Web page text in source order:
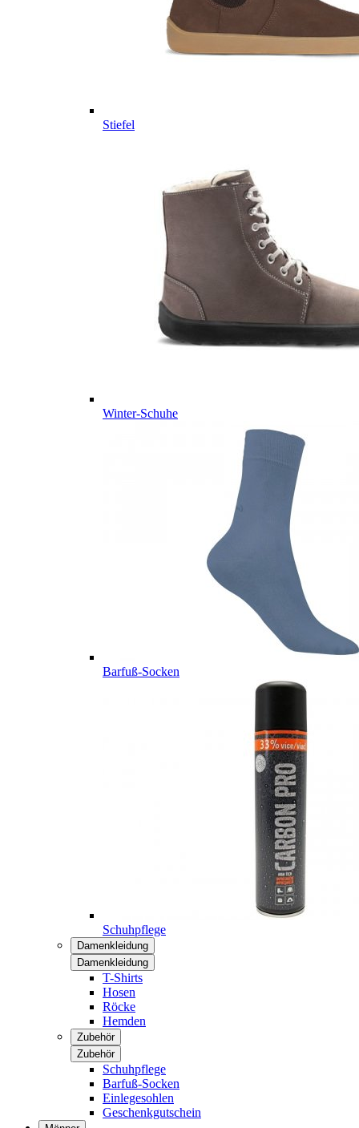
Stiefel
Winter-Schuhe
Barfuß-Socken
Schuhpflege
Damenkleidung
Damenkleidung
T-Shirts
Hosen
Röcke
Hemden
Zubehör
Zubehör
Schuhpflege
Barfuß-Socken
Einlegesohlen
Geschenkgutschein